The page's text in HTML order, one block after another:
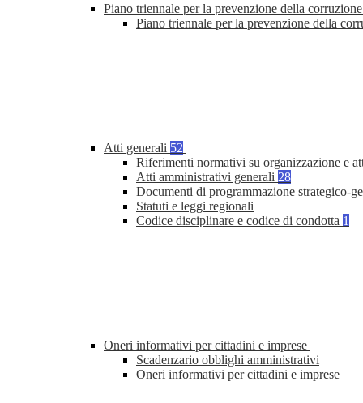
Piano triennale per la prevenzione della
Piano triennale per la prevenzione della
Atti generali 52
Riferimenti normativi su organizzazione e
Atti amministrativi generali 28
Documenti di programmazione strategico-
Statuti e leggi regionali
Codice disciplinare e codice di condotta 1
Oneri informativi per cittadini e imprese
Scadenzario obblighi amministrativi
Oneri informativi per cittadini e imprese